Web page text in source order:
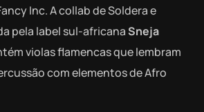
Inc. A collab de Soldera e
pela label sul-africanaSneja
violas flamencas que lembram
com elementos de Afro